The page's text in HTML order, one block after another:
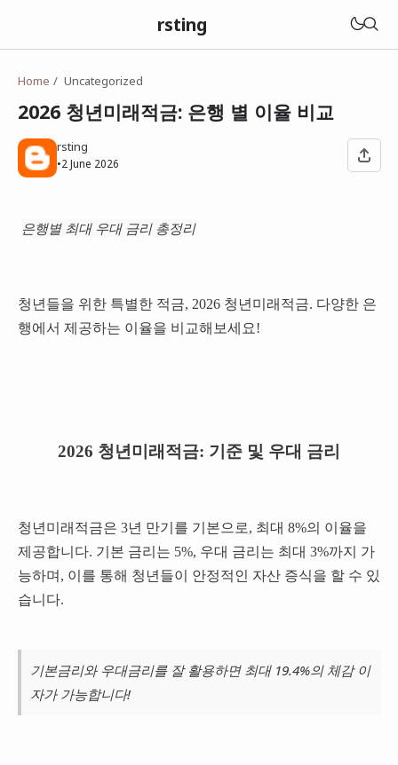
rsting
Home Uncategorized
2026 청년미래적금: 은행 별 이율 비교
rsting
•2 June 2026
은행별 최대 우대 금리 총정리
청년들을 위한 특별한 적금, 2026 청년미래적금. 다양한 은
행에서 제공하는 이율을 비교해보세요!
2026 청년미래적금: 기준 및 우대 금리
청년미래적금은 3년 만기를 기본으로, 최대 8%의 이율을
제공합니다. 기본 금리는 5%, 우대 금리는 최대 3%까지 가
능하며, 이를 통해 청년들이 안정적인 자산 증식을 할 수 있
습니다.
기본금리와 우대금리를 잘 활용하면 최대 19.4%의 체감 이
자가 가능합니다!